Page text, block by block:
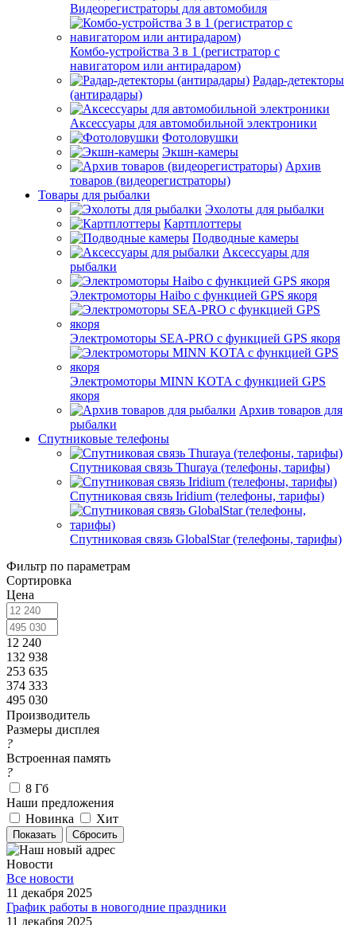
Видеорегистраторы для автомобиля
Комбо-устройства 3 в 1 (регистратор с
навигатором или антирадаром)
Радар-детекторы
(антирадары)
Аксессуары для автомобильной электроники
Фотоловушки
Экшн-камеры
Архив
товаров (видеорегистраторы)
Товары для рыбалки
Эхолоты для рыбалки
Картплоттеры
Подводные камеры
Аксессуары для
рыбалки
Электромоторы Haibo с функцией GPS якоря
Электромоторы SEA-PRO с функцией GPS якоря
Электромоторы MINN KOTA с функцией GPS
якоря
Архив товаров для
рыбалки
Спутниковые телефоны
Спутниковая связь Thuraya (телефоны, тарифы)
Спутниковая связь Iridium (телефоны, тарифы)
Спутниковая связь GlobalStar (телефоны, тарифы)
Фильтр по параметрам
Сортировка
Цена
12 240
132 938
253 635
374 333
495 030
Производитель
Размеры дисплея
?
Встроенная память
?
8 Гб
Наши предложения
Новинка
Хит
Сбросить
Новости
Все новости
11 декабря 2025
График работы в новогодние праздники
11 декабря 2025